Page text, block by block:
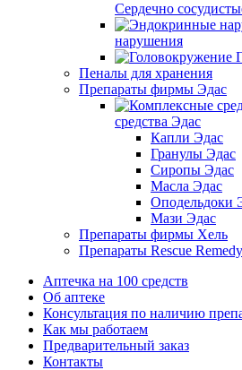
Сердечно
нарушения
Пеналы для хранения
Препараты фирмы Эдас
средства Эдас
Капли Эдас
Гранулы Эдас
Сиропы Эдас
Масла Эдас
Оподельдоки
Мази Эдас
Препараты фирмы Хель
Препараты Rescue
Аптечка на 100 средств
Об аптеке
Консультация по наличию
Как мы работаем
Предварительный заказ
Контакты